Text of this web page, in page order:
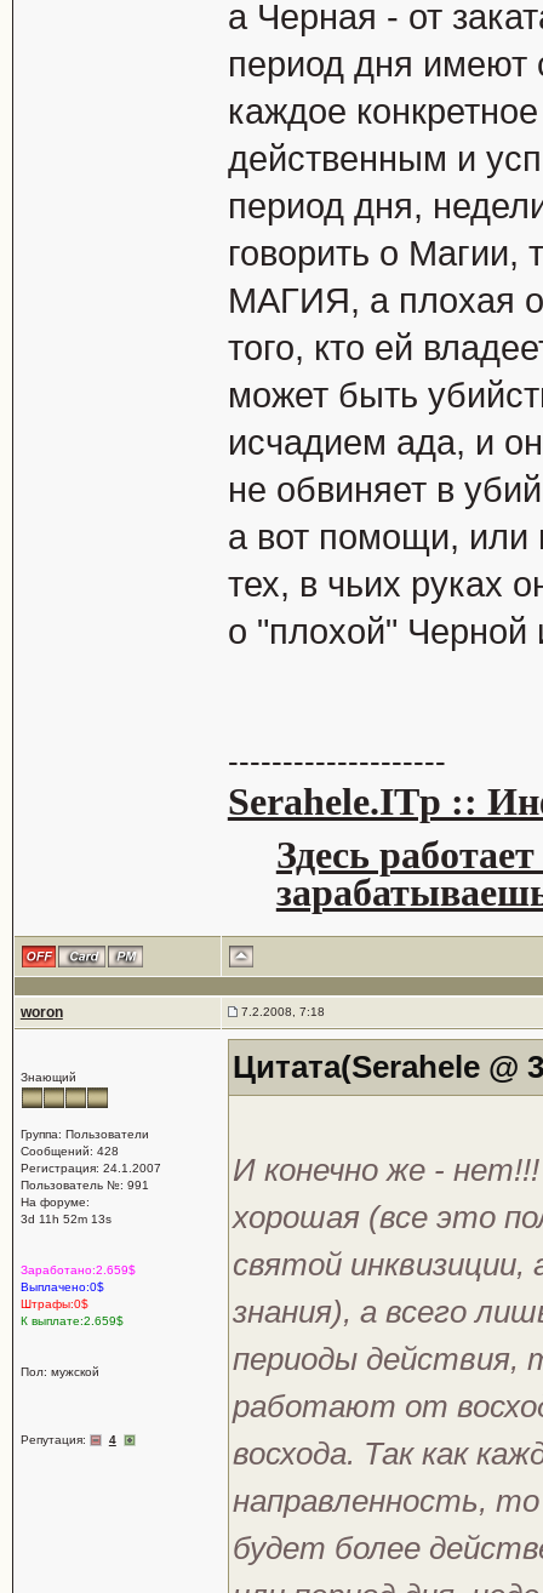
а Черная - от
период дня имеют
каждое
действенным и
период дня,
говорить о Магии,
МАГИЯ, а плохая
того, кто ей
может быть
исчадием ада, и
не обвиняет в
а вот помощи, или
тех, в чьих руках
о "плохой"
--------------------
Serahele.ITp ::
Здесь
woron 7.2.2008, 7:18
Знающий
Группа: Пользователи
Сообщений: 428
Регистрация: 24.1.2007
Пользователь №: 991
На форуме:
3d 11h 52m 13s
Заработано:2.659$
Выплачено:0$
Штрафы:0$
К выплате:2.659$
Пол: мужской
Репутация: 4
Цитата(Serahele @
И конечно же -
хорошая (все это
святой
знания), а всего
периоды действия,
работают от
восхода. Так как
направленность,
будет более